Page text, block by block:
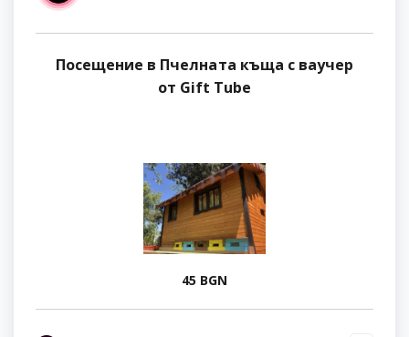
Посещение в Пчелната къща с ваучер
от Gift Tube
45 BGN